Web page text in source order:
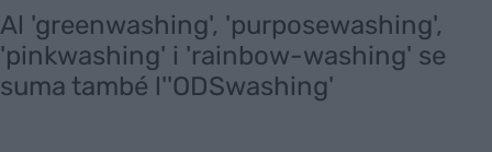
Al 'greenwashing', 'purposewashing',
'pinkwashing' i 'rainbow-washing' se
suma també l''ODSwashing'